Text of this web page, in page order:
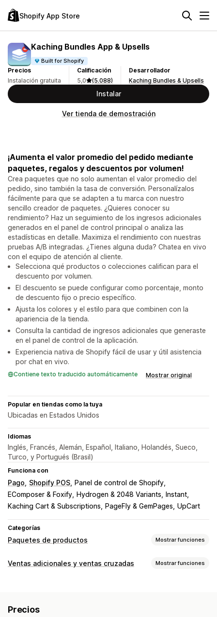
Shopify App Store
Kaching Bundles App & Upsells
Built for Shopify
Precios
Instalación gratuita
Calificación
5,0
(5.088)
Desarrollador
Kaching Bundles & Upsells
Instalar
Ver tienda de demostración
¡Aumenta el valor promedio del pedido mediante
paquetes, regalos y descuentos por volumen!
Crea paquetes que no solo aumentan el valor promedio del
pedido, sino también la tasa de conversión. Personalízalos
fácilmente para que se adapten a tu marca con nuestro
sencillo creador de paquetes. ¿Quieres conocer su
rendimiento? Haz un seguimiento de los ingresos adicionales
generados en el panel de control principal o analiza las
estadísticas en detalle. Maximiza el rendimiento con nuestras
pruebas A/B integradas. ¿Tienes alguna duda? Chatea en vivo
con el equipo de atención al cliente.
Selecciona qué productos o colecciones califican para el
descuento por volumen.
El descuento se puede configurar como porcentaje, monto
de descuento fijo o precio específico.
Ajusta los colores y el estilo para que combinen con la
apariencia de la tienda.
Consulta la cantidad de ingresos adicionales que generaste
en el panel de control de la aplicación.
Experiencia nativa de Shopify fácil de usar y útil asistencia
por chat en vivo.
Contiene texto traducido automáticamente Mostrar original
Popular en tiendas como la tuya
Ubicadas en Estados Unidos
Idiomas
Inglés, Francés, Alemán, Español, Italiano, Holandés, Sueco,
Turco, y Portugués (Brasil)
Funciona con
Pago Shopify POS Panel de control de Shopify
EComposer & Foxify Hydrogen & 2048 Variants Instant
Kaching Cart & Subscriptions PageFly & GemPages UpCart
Categorías
Paquetes de productos Mostrar funciones
Tipos de paquetes
Paquetes de venta adicional
Ventas adicionales y ventas cruzadas Mostrar funciones
Barra de progreso
Precios